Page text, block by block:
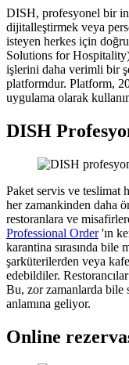
DISH, profesyonel bir
dijitalleştirmek veya
isteyen herkes için
Solutions for
işlerini daha verimli bir
platformdur. Platform,
uygulama olarak
DISH
Paket servis ve teslimat
her zamankinden daha
restoranlara ve
Professional Order'ın
karantina sırasında bile
şarküterilerden veya
edebildiler.
Bu, zor zamanlarda bile
anlamına geliyor.
Online